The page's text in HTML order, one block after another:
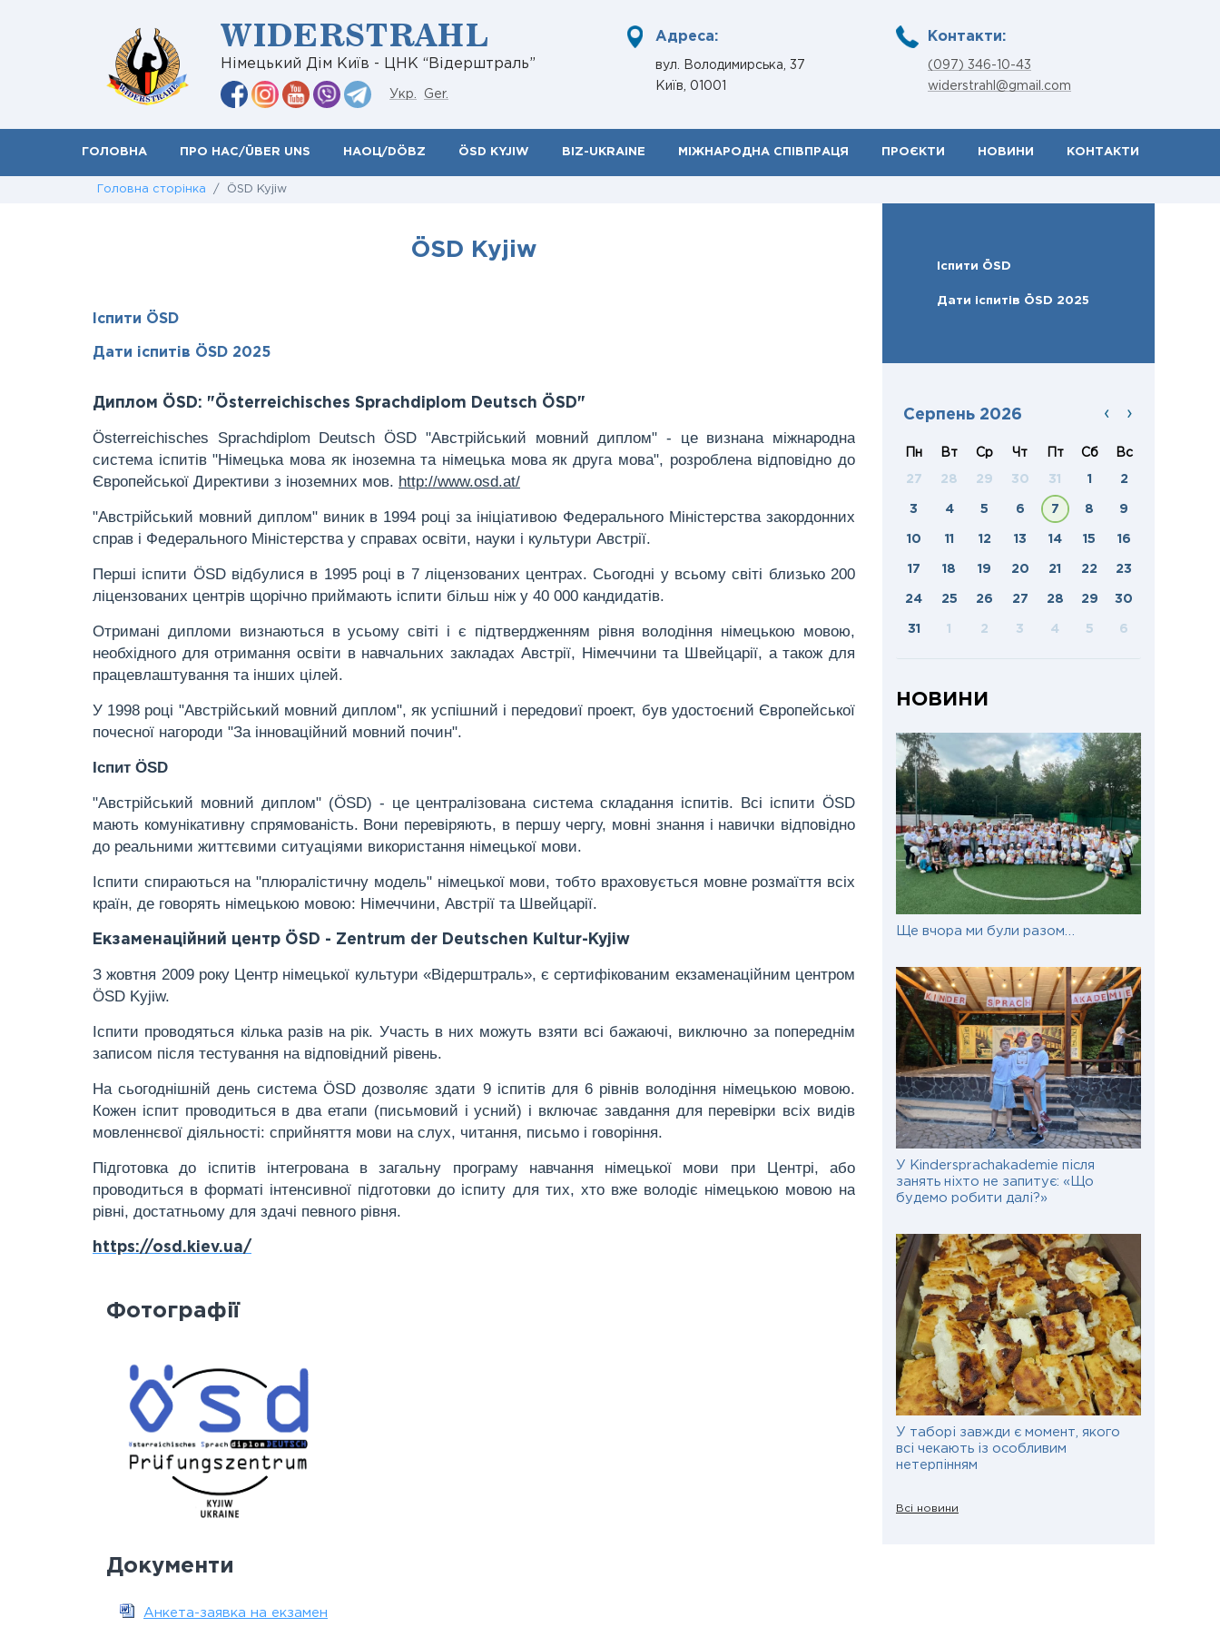
WIDERSTRAHL
Німецький Дім Київ - ЦНК “Відерштраль”
Укр. Ger.
Адреса:
вул. Володимирська, 37
Київ, 01001
Контакти:
(097) 346-10-43
widerstrahl@gmail.com
ГОЛОВНА ПРО НАС/ÜBER UNS НАОЦ/DÖBZ ÖSD KYJIW BIZ-UKRAINE МІЖНАРОДНА СПІВПРАЦЯ ПРОЄКТИ НОВИНИ КОНТАКТИ
Головна сторінка / ÖSD Kyjiw
Іспити ÖSD
Дати іспитів ÖSD 2025
›
‹
Серпень 2026
Пн Вт Ср Чт Пт Сб Вс
27 28 29 30 31 1 2
3 4 5 6 7 8 9
10 11 12 13 14 15 16
17 18 19 20 21 22 23
24 25 26 27 28 29 30
31 1 2 3 4 5 6
НОВИНИ
Ще вчора ми були разом…
У Kindersprachakademie після
занять ніхто не запитує: «Що
будемо робити далі?»
У таборі завжди є момент, якого
всі чекають із особливим
нетерпінням
Всі новини
ÖSD Kyjiw
Іспити ÖSD
Дати іспитів ÖSD 2025
Диплом ÖSD: "Österreichisches Sprachdiplom Deutsch ÖSD"
Österreichisches Sprachdiplom Deutsch ÖSD "Австрійський мовний диплом" - це визнана міжнародна
система іспитів "Німецька мова як іноземна та німецька мова як друга мова", розроблена відповідно до
Європейської Директиви з іноземних мов. http://www.osd.at/
"Австрійський мовний диплом" виник в 1994 році за ініціативою Федерального Міністерства закордонних
справ і Федерального Міністерства у справах освіти, науки і культури Австрії.
Перші іспити ÖSD відбулися в 1995 році в 7 ліцензованих центрах. Сьогодні у всьому світі близько 200
ліцензованих центрів щорічно приймають іспити більш ніж у 40 000 кандидатів.
Отримані дипломи визнаються в усьому світі і є підтвердженням рівня володіння німецькою мовою,
необхідного для отримання освіти в навчальних закладах Австрії, Німеччини та Швейцарії, а також для
працевлаштування та інших цілей.
У 1998 році "Австрійський мовний диплом", як успішний і передовиї проект, був удостоєний Європейської
почесної нагороди "За інноваційний мовний почин".
Іспит ÖSD
"Австрійський мовний диплом" (ÖSD) - це централізована система складання іспитів. Всі іспити ÖSD
мають комунікативну спрямованість. Вони перевіряють, в першу чергу, мовні знання і навички відповідно
до реальними життєвими ситуаціями використання німецької мови.
Іспити спираються на "плюралістичну модель" німецької мови, тобто враховується мовне розмаїття всіх
країн, де говорять німецькою мовою: Німеччини, Австрії та Швейцарії.
Екзаменаційний центр ÖSD - Zentrum der Deutschen Kultur-Kyjiw
З жовтня 2009 року Центр німецької культури «Відерштраль», є сертифікованим екзаменаційним центром
ÖSD Kyjiw.
Іспити проводяться кілька разів на рік. Участь в них можуть взяти всі бажаючі, виключно за попереднім
записом після тестування на відповідний рівень.
На сьогоднішній день система ÖSD дозволяє здати 9 іспитів для 6 рівнів володіння німецькою мовою.
Кожен іспит проводиться в два етапи (письмовий і усний) і включає завдання для перевірки всіх видів
мовленнєвої діяльності: сприйняття мови на слух, читання, письмо і говоріння.
Підготовка до іспитів інтегрована в загальну програму навчання німецької мови при Центрі, або
проводиться в форматі інтенсивної підготовки до іспиту для тих, хто вже володіє німецькою мовою на
рівні, достатньому для здачі певного рівня.
https://osd.kiev.ua/
Фотографії
Документи
Анкета-заявка на екзамен